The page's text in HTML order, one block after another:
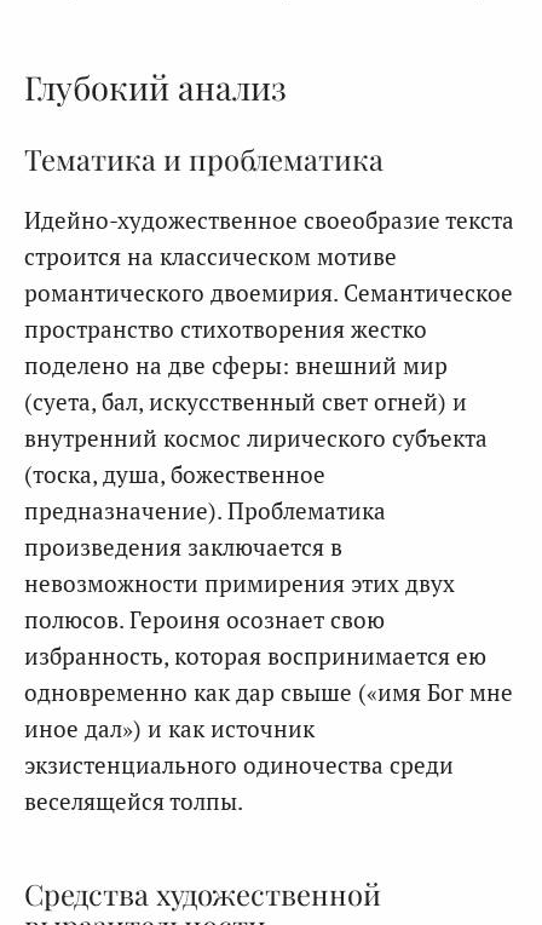
Глубокий анализ
Тематика и проблематика
Идейно-художественное своеобразие текста
строится на классическом мотиве
романтического двоемирия. Семантическое
пространство стихотворения жестко
поделено на две сферы: внешний мир
(суета, бал, искусственный свет огней) и
внутренний космос лирического субъекта
(тоска, душа, божественное
предназначение). Проблематика
произведения заключается в
невозможности примирения этих двух
полюсов. Героиня осознает свою
избранность, которая воспринимается ею
одновременно как дар свыше («имя Бог мне
иное дал») и как источник
экзистенциального одиночества среди
веселящейся толпы.
Средства художественной